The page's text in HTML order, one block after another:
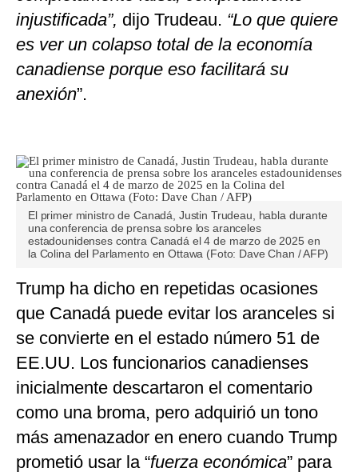
injustificada”, dijo Trudeau. “Lo que quiere
es ver un colapso total de la economía
canadiense porque eso facilitará su
anexión”.
El primer ministro de Canadá, Justin Trudeau, habla durante
una conferencia de prensa sobre los aranceles
estadounidenses contra Canadá el 4 de marzo de 2025 en
la Colina del Parlamento en Ottawa (Foto: Dave Chan / AFP)
Trump ha dicho en repetidas ocasiones
que Canadá puede evitar los aranceles si
se convierte en el estado número 51 de
EE.UU. Los funcionarios canadienses
inicialmente descartaron el comentario
como una broma, pero adquirió un tono
más amenazador en enero cuando Trump
prometió usar la “fuerza económica” para